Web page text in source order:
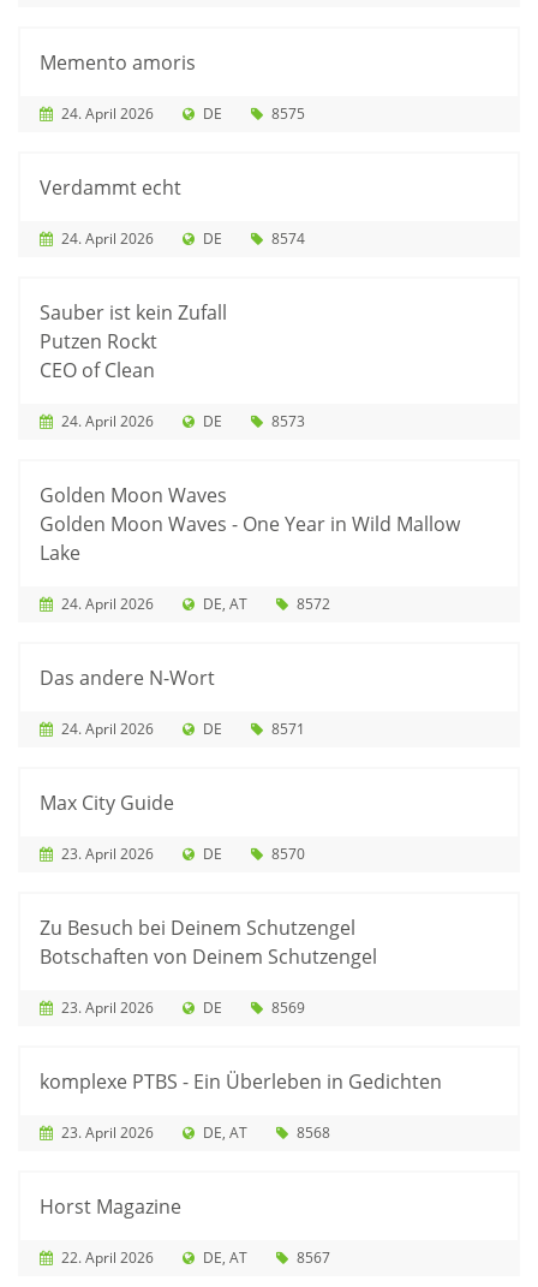
Memento amoris
24. April 2026 DE 8575
Verdammt echt
24. April 2026 DE 8574
Sauber ist kein Zufall
Putzen Rockt
CEO of Clean
24. April 2026 DE 8573
Golden Moon Waves
Golden Moon Waves - One Year in Wild Mallow
Lake
24. April 2026 DE AT 8572
Das andere N-Wort
24. April 2026 DE 8571
Max City Guide
23. April 2026 DE 8570
Zu Besuch bei Deinem Schutzengel
Botschaften von Deinem Schutzengel
23. April 2026 DE 8569
komplexe PTBS - Ein Überleben in Gedichten
23. April 2026 DE AT 8568
Horst Magazine
22. April 2026 DE AT 8567